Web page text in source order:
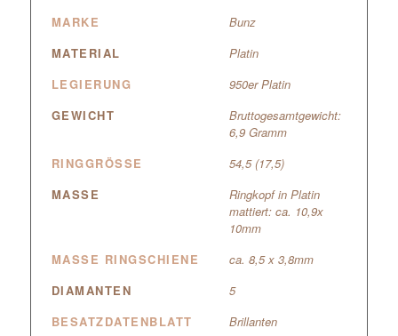
MARKE
Bunz
MATERIAL
Platin
LEGIERUNG
950er Platin
GEWICHT
Bruttogesamtgewicht:
6,9 Gramm
RINGGRÖSSE
54,5 (17,5)
MASSE
Ringkopf in Platin
mattiert: ca. 10,9x
10mm
MASSE RINGSCHIENE
ca. 8,5 x 3,8mm
DIAMANTEN
5
BESATZDATENBLATT
Brillanten